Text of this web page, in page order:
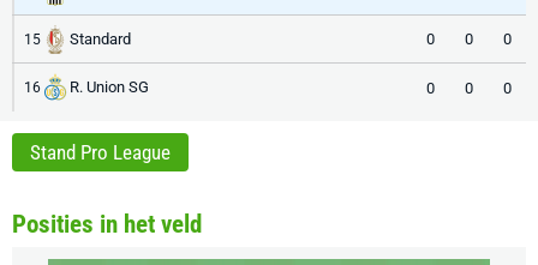
15 Standard 0 0 0
16 R. Union SG 0 0 0
Stand Pro League
Posities in het veld